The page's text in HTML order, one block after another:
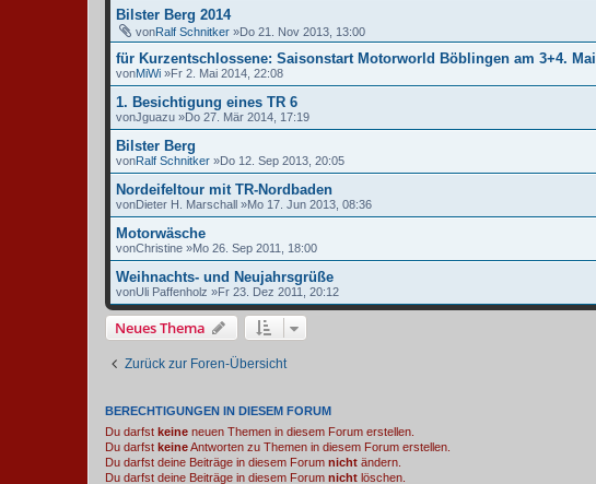
Bilster Berg 2014
vonRalf Schnitker »Do 21. Nov 2013, 13:00
für Kurzentschlossene: Saisonstart Motorworld Böblingen am 3+4. Mai
vonMiWi »Fr 2. Mai 2014, 22:08
1. Besichtigung eines TR 6
vonJguazu »Do 27. Mär 2014, 17:19
Bilster Berg
vonRalf Schnitker »Do 12. Sep 2013, 20:05
Nordeifeltour mit TR-Nordbaden
vonDieter H. Marschall »Mo 17. Jun 2013, 08:36
Motorwäsche
vonChristine »Mo 26. Sep 2011, 18:00
Weihnachts- und Neujahrsgrüße
vonUli Paffenholz »Fr 23. Dez 2011, 20:12
Neues Thema
Zurück zur Foren-Übersicht
BERECHTIGUNGEN IN DIESEM FORUM
Du darfst keine neuen Themen in diesem Forum erstellen.
Du darfst keineAntworten zu Themen in diesem Forum erstellen.
Du darfst deine Beiträge in diesem Forum nicht ändern.
Du darfst deine Beiträge in diesem Forum nicht löschen.